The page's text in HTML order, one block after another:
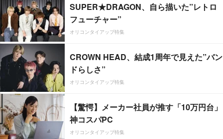
SUPER★DRAGON、自ら描いた”レトロ
フューチャー”
オリコンタイアップ特集
CROWN HEAD、結成1周年で見えた”バン
ドらしさ”
オリコンタイアップ特集
【驚愕】メーカー社員が推す「10万円台」
神コスパPC
オリコンタイアップ特集